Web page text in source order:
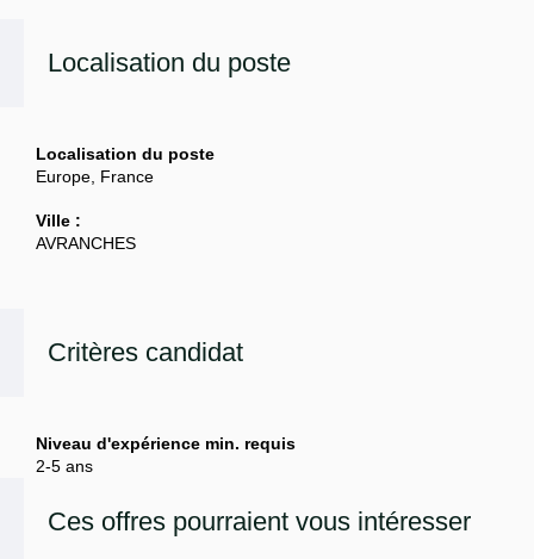
Localisation du poste
Localisation du poste
Europe, France
Ville :
AVRANCHES
Critères candidat
Niveau d'expérience min. requis
2-5 ans
Ces offres pourraient vous intéresser